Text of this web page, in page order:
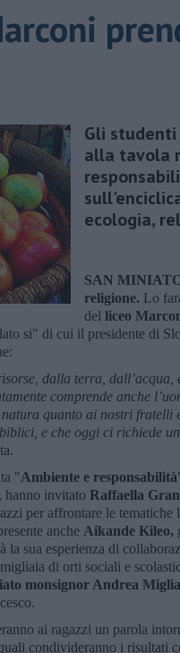
Gli
alla tavola
ecologia,
SAN
religione. Lo
del liceo
si" di cui il presidente di
dalla terra,
comprende anche
quanto ai nostri fratelli
e che oggi ci richiede
"Ambiente e responsabilità
hanno invitato Raffaella
per affrontare le tematiche
anche Aikande Kileo,
la sua esperienza di
di orti sociali e
monsignor Andrea
ai ragazzi un parola
condivideranno i risultati